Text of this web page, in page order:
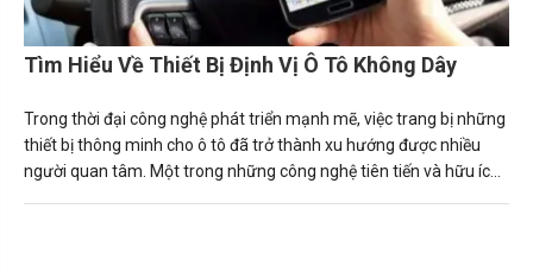
Tìm Hiểu Về Thiết Bị Định Vị Ô Tô Không Dây
Trong thời đại công nghệ phát triển mạnh mẽ, việc trang bị những
thiết bị thông minh cho ô tô đã trở thành xu hướng được nhiều
người quan tâm. Một trong những công nghệ tiên tiến và hữu ích